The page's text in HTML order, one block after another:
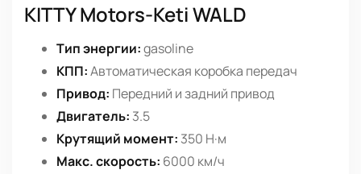
KITTY Motors-Keti WALD
Тип энергии:gasoline
КПП:Автоматическая коробка передач
Привод: Передний и задний привод
Двигатель: 3.5
Крутящий момент: 350 Н·м
Макс. скорость: 6000 км/ч